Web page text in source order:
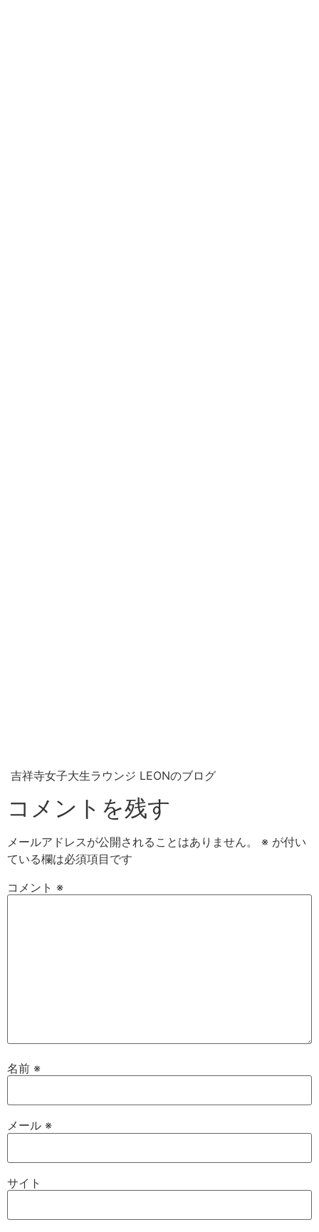
吉祥寺女子大生ラウンジ LEONのブログ
コメントを残す
メールアドレスが公開されることはありません。 ※ が付い
ている欄は必須項目です
コメント ※
名前 ※
メール ※
サイト